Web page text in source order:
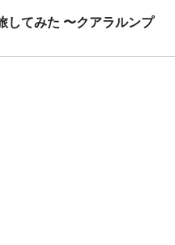
してみた 〜クアラルンプ